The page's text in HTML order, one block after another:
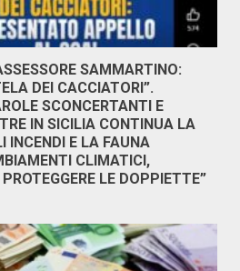
SAMMARTINO:
DEI CACCIATORI”.
SCONCERTANTI E
IN SICILIA CONTINUA LA
INCENDI E LA FAUNA
CLIMATICI,
LE DOPPIETTE”